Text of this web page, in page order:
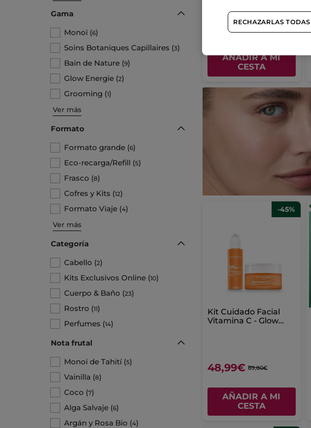
Gama
Monoï (6)
Soins Botaniques Capillaires (3)
Bain de Nature (9)
Glow Energie (2)
Grooming (1)
Ver más
Formato
Formato grande (6)
Eco-recarga/Refill (5)
Frasco (8)
Cofres y Kits (12)
Formato Viaje (4)
Ver más
Categoría
Cabello (2)
Kits Exclusivos Online (10)
Cuerpo & Baño (23)
Rostro (11)
Perfumes (14)
Nota frutal
Monoï de Tahití(5)
Vainilla (8)
Coco (7)
Alga Salvaje (6)
Argán y Rosa Bio (4)
13,99€
AÑADIR A MI
CESTA
-45%
Kit Cuidado Facial
Vitamina C - Glow
48,99€ 89,80€
AÑADIR A MI
CESTA
RECHAZARLAS TODAS